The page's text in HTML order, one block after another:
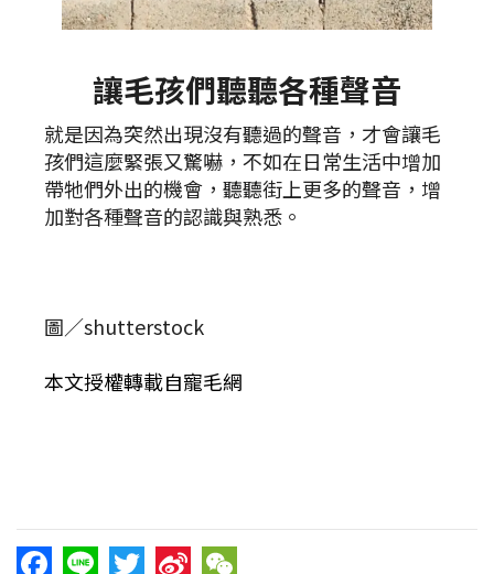
讓毛孩們聽聽各種聲音
就是因為突然出現沒有聽過的聲音，才會讓毛
孩們這麼緊張又驚嚇，不如在日常生活中增加
帶牠們外出的機會，聽聽街上更多的聲音，增
加對各種聲音的認識與熟悉。
圖／shutterstock
本文授權轉載自寵毛網